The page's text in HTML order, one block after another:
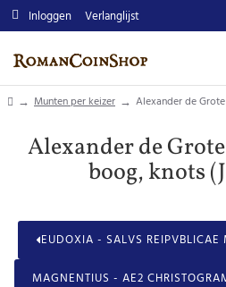
Inloggen Verlanglijst
homeMunten per keizer Alexander de
Alexander de
boog, knots
EUDOXIA - SALVS
MAGNENTIUS - AE2